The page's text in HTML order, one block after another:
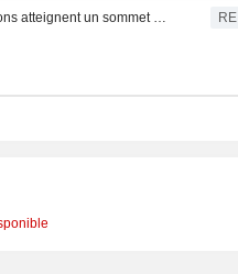
Les actions atteignent un sommet de trois semaines portées par les semi-conducteurs ; les devises à un niveau record RE